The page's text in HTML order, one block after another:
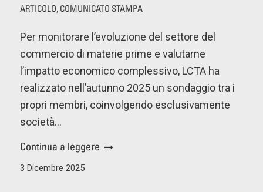
ARTICOLO, COMUNICATO STAMPA
Per monitorare l’evoluzione del settore del
commercio di materie prime e valutarne
l’impatto economico complessivo, LCTA ha
realizzato nell’autunno 2025 un sondaggio tra i
propri membri, coinvolgendo esclusivamente
società…
Continua a leggere
3 Dicembre 2025